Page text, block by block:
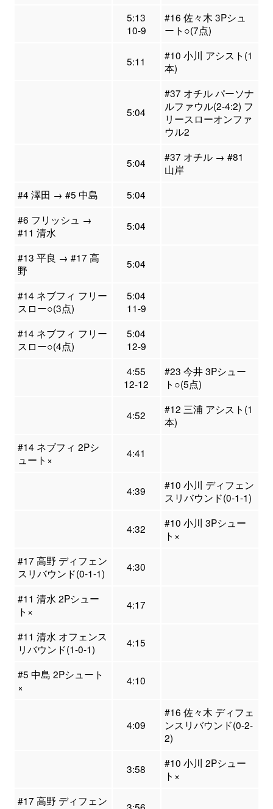
5:13
10-9
#16 佐々木 3Pシュ
ート○(7点)
5:11
#10 小川 アシスト(1
本)
5:04
#37 オチル パーソナ
ルファウル(2-4:2) フ
リースローオンファ
ウル2
5:04
#37 オチル → #81
山岸
#4 澤田 → #5 中島
5:04
#6 フリッシュ →
#11 清水
5:04
#13 平良 → #17 高
野
5:04
#14 ネブフィ フリー
スロー○(3点)
5:04
11-9
#14 ネブフィ フリー
スロー○(4点)
5:04
12-9
4:55
12-12
#23 今井 3Pシュー
ト○(5点)
4:52
#12 三浦 アシスト(1
本)
#14 ネブフィ 2Pシ
ュート×
4:41
4:39
#10 小川 ディフェン
スリバウンド(0-1-1)
4:32
#10 小川 3Pシュー
ト×
#17 高野 ディフェン
スリバウンド(0-1-1)
4:30
#11 清水 2Pシュー
ト×
4:17
#11 清水 オフェンス
リバウンド(1-0-1)
4:15
#5 中島 2Pシュート
×
4:10
4:09
#16 佐々木 ディフェ
ンスリバウンド(0-2-
2)
3:58
#10 小川 2Pシュー
ト×
#17 高野 ディフェン